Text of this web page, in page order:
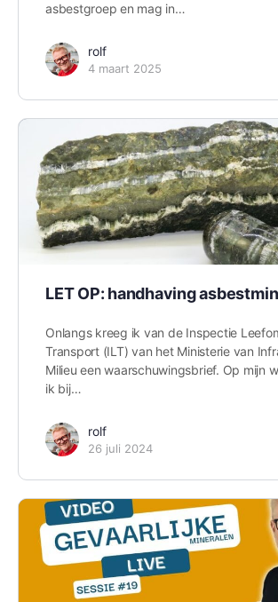
asbestgroep en mag in…
rolf
4 maart 2025
LET OP: handhaving
Onlangs kreeg ik van de Inspectie
Transport (ILT) van het Ministerie van
Milieu een waarschuwingsbrief. Op mijn
ik bij…
rolf
26 juli 2024